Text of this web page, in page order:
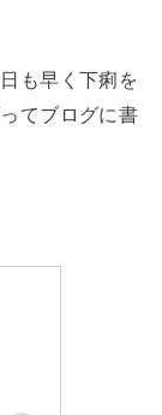
も早く下痢を
てブログに書